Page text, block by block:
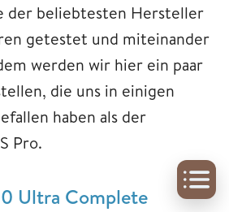
der beliebtesten Hersteller
getestet und miteinander
werden wir hier ein paar
die uns in einigen
haben als der
Pro.
Ultra Complete